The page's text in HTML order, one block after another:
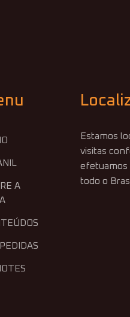
A
Estamos
visitas
efetuamos
todo o